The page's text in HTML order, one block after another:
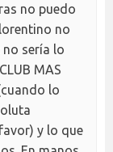
no puedo
no
no sería lo
MAS
lo
y lo que